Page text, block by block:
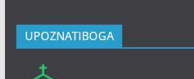
UPOZNATIBOGA